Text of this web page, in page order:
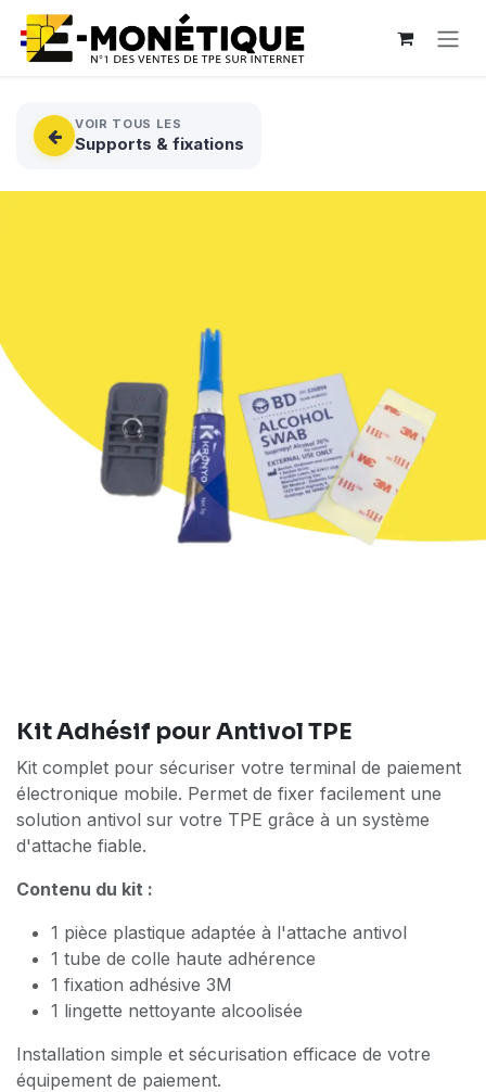
Se rendre au contenu
VOIR TOUS LES
Supports & fixations
Kit Adhésif pour Antivol TPE
Kit complet pour sécuriser votre terminal de paiement
électronique mobile. Permet de fixer facilement une
solution antivol sur votre TPE grâce à un système
d'attache fiable.
Contenu du kit :
1 pièce plastique adaptée à l'attache antivol
1 tube de colle haute adhérence
1 fixation adhésive 3M
1 lingette nettoyante alcoolisée
Installation simple et sécurisation efficace de votre
équipement de paiement.